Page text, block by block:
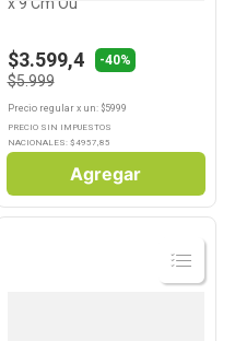
$3.599,4 -40%
$5.999
Precio regularx un: $5999
PRECIO SIN IMPUESTOS
NACIONALES: $4957,85
Agregar